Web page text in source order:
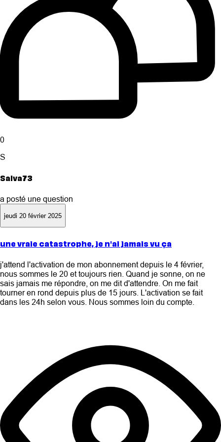
0
S
Salva73
a posté une question
jeudi 20 février 2025
une vraie catastrophe, je n'ai jamais vu ça
j'attend l'activation de mon abonnement depuis le 4 février,
nous sommes le 20 et toujours rien. Quand je sonne, on ne
sais jamais me répondre, on me dit d'attendre. On me fait
tourner en rond depuis plus de 15 jours. L'activation se fait
dans les 24h selon vous. Nous sommes loin du compte.